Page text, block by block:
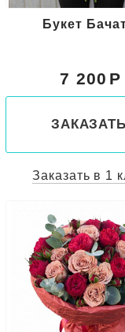
Букет
7 200
ЗАКАЗАТЬ
Заказать в 1